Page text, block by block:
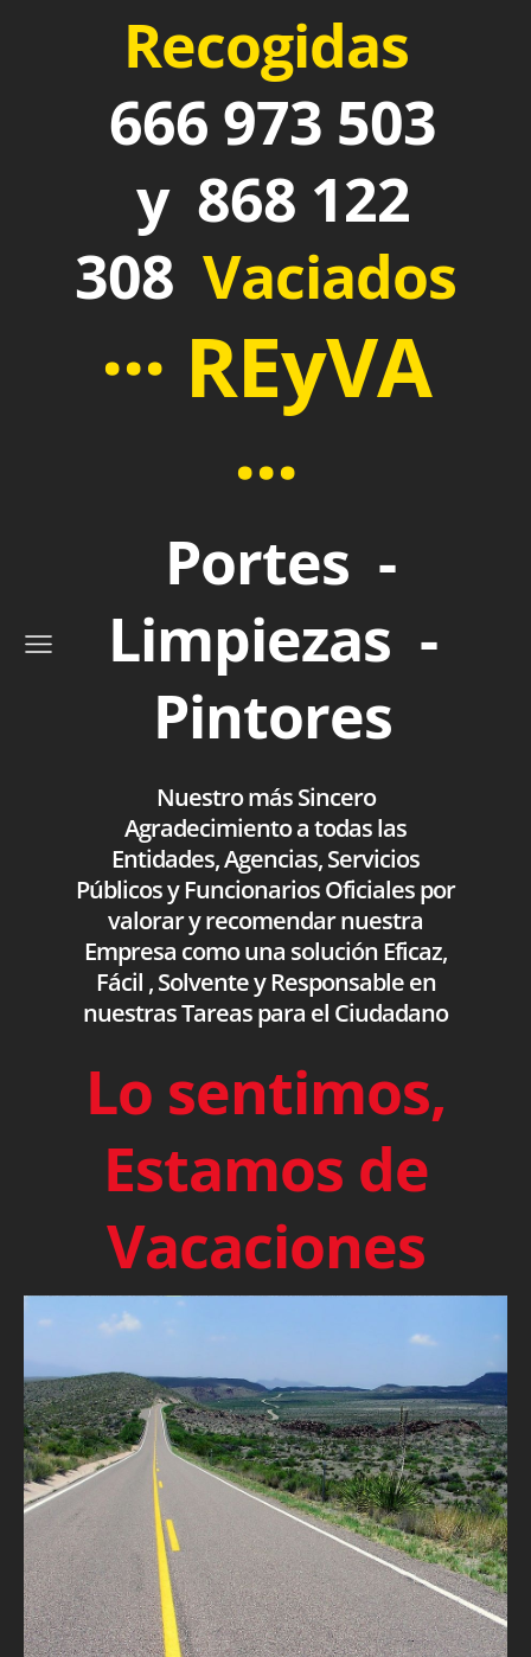
Recogidas
666 973 503
y 868 122
308 Vaciados
··· REyVA
···
Portes -
Limpiezas -
Pintores
Nuestro más Sincero
Agradecimiento a todas las
Entidades, Agencias, Servicios
Públicos y Funcionarios Oficiales por
valorar y recomendar nuestra
Empresa como una solución Eficaz,
Fácil , Solvente y Responsable en
nuestras Tareas para el Ciudadano
Lo sentimos,
Estamos de
Vacaciones